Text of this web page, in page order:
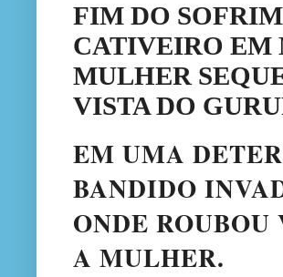
FIM DO
CATIVEIRO EM
MULHER
VISTA DO
EM UMA
BANDIDO
ONDE ROUBOU
A MULHER.